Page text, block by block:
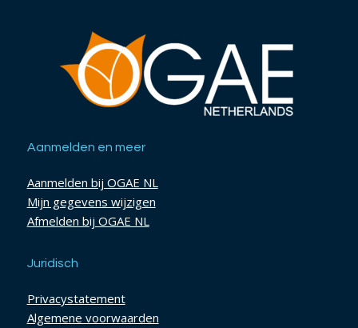
Aanmelden en meer
Aanmelden bij OGAE NL
Mijn gegevens wijzigen
Afmelden bij OGAE NL
Juridisch
Privacystatement
Algemene voorwaarden